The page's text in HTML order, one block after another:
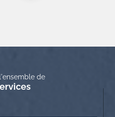
l'ensemble de